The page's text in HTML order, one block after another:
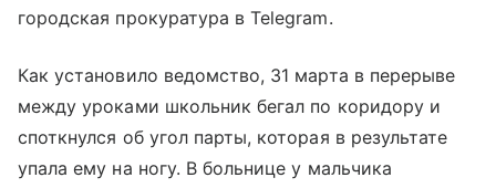
городская прокуратура в Telegram.
Как установило ведомство, 31 марта в перерыве
между уроками школьник бегал по коридору и
споткнулся об угол парты, которая в результате
упала ему на ногу. В больнице у мальчика